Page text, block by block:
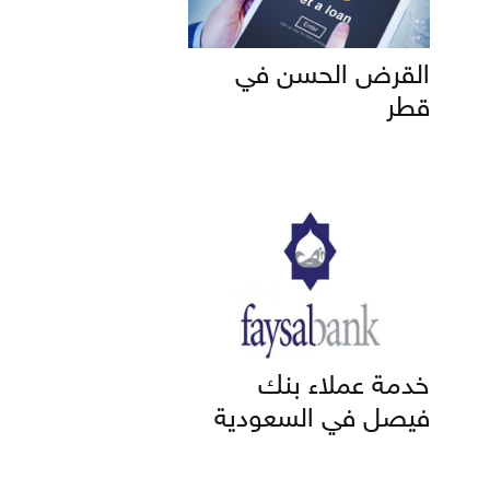
القرض الحسن في
قطر
خدمة عملاء بنك
فيصل في السعودية